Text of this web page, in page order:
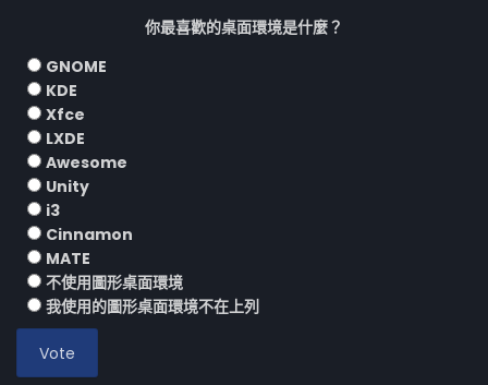
你最喜歡的桌面環境是什麼？
GNOME
KDE
Xfce
LXDE
Awesome
Unity
i3
Cinnamon
MATE
不使用圖形桌面環境
我使用的圖形桌面環境不在上列